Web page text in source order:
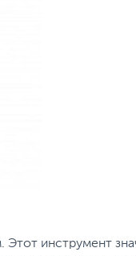
инструмент